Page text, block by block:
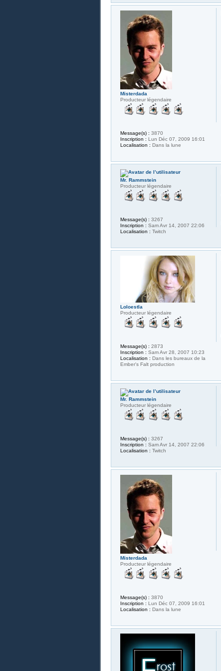
Misterdada
Producteur légendaire
Message(s) : 3870
Inscription : Lun Déc 07, 2009 16:01
Localisation : Dans la lune
Mr. Rammstein
Producteur légendaire
Message(s) : 3267
Inscription : Sam Avr 14, 2007 22:06
Localisation : Twitch
Loloestla
Producteur légendaire
Message(s) : 2873
Inscription : Sam Avr 28, 2007 10:23
Localisation : Dans les bureaux de la
Ember's Falt production
Mr. Rammstein
Producteur légendaire
Message(s) : 3267
Inscription : Sam Avr 14, 2007 22:06
Localisation : Twitch
Misterdada
Producteur légendaire
Message(s) : 3870
Inscription : Lun Déc 07, 2009 16:01
Localisation : Dans la lune